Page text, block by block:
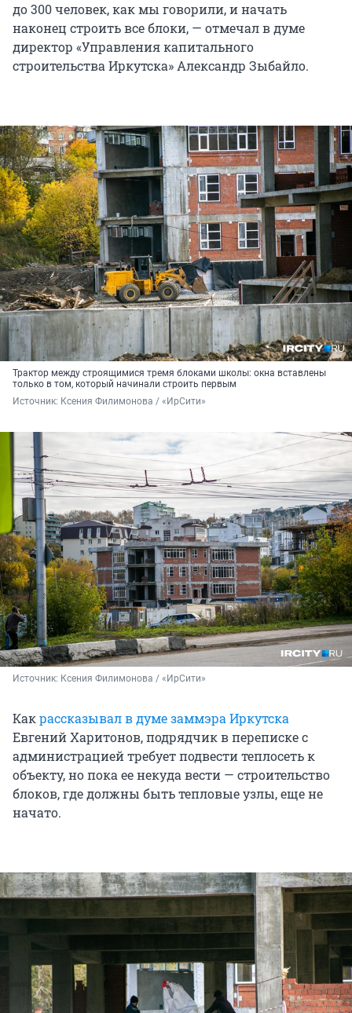
до 300 человек, как мы говорили, и начать
наконец строить все блоки, — отмечал в думе
директор «Управления капитального
строительства Иркутска» Александр Зыбайло.
Трактор между строящимися тремя блоками школы: окна вставлены
только в том, который начинали строить первым
Источник: Ксения Филимонова / «ИрСити»
Источник: Ксения Филимонова / «ИрСити»
Какрассказывал в думе заммэра Иркутска
Евгений Харитонов, подрядчик в переписке с
администрацией требует подвести теплосеть к
объекту, но пока ее некуда вести — строительство
блоков, где должны быть тепловые узлы, еще не
начато.